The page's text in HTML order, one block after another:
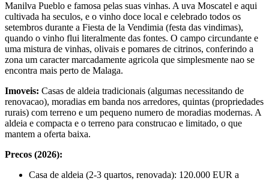
Manilva Pueblo e famosa pelas suas vinhas. A uva Moscatel e aqui
cultivada ha seculos, e o vinho doce local e celebrado todos os
setembros durante a Fiesta de la Vendimia (festa das vindimas),
quando o vinho flui literalmente das fontes. O campo circundante e
uma mistura de vinhas, olivais e pomares de citrinos, conferindo a
zona um caracter marcadamente agricola que simplesmente nao se
encontra mais perto de Malaga.
Imoveis: Casas de aldeia tradicionais (algumas necessitando de
renovacao), moradias em banda nos arredores, quintas (propriedades
rurais) com terreno e um pequeno numero de moradias modernas. A
aldeia e compacta e o terreno para construcao e limitado, o que
mantem a oferta baixa.
Precos (2026):
Casa de aldeia (2-3 quartos, renovada): 120.000 EUR a